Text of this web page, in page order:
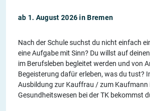
ab 1. August 2026 in Bremen
Nach der Schule suchst du nicht einfach
eine Aufgabe mit Sinn? Du willst auf
im Berufsleben begleitet werden und von
Begeisterung dafür erleben, was du tust?
Ausbildung zur Kauffrau / zum Kaufmann
Gesundheitswesen bei der TK bekommst